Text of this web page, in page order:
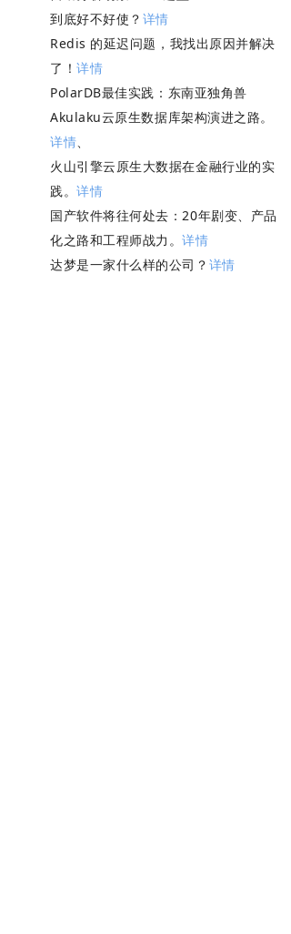
到底好不好使？ 详情
Redis 的延迟问题，我找出原因并解决
了！详情
PolarDB最佳实践：东南亚独角兽
Akulaku云原生数据库架构演进之路。
详情、
火山引擎云原生大数据在金融行业的实
践。详情
国产软件将往何处去：20年剧变、产品
化之路和工程师战力。详情
达梦是一家什么样的公司？ 详情